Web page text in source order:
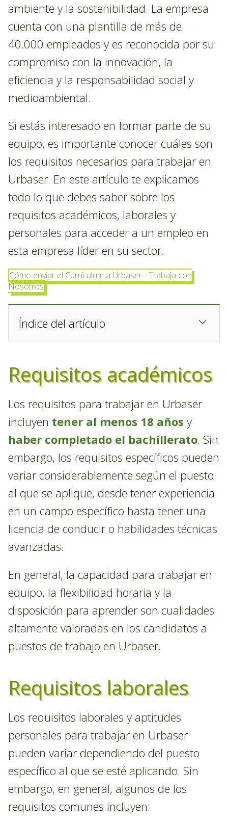
ambiente y la sostenibilidad. La empresa
cuenta con una plantilla de más de
40.000 empleados y es reconocida por su
compromiso con la innovación, la
eficiencia y la responsabilidad social y
medioambiental.
Si estás interesado en formar parte de su
equipo, es importante conocer cuáles son
los requisitos necesarios para trabajar en
Urbaser. En este artículo te explicamos
todo lo que debes saber sobre los
requisitos académicos, laborales y
personales para acceder a un empleo en
esta empresa líder en su sector.
Cómo enviar el Currículum a Urbaser - Trabaja con
Nosotros
Índice del artículo
Requisitos académicos
Los requisitos para trabajar en Urbaser
incluyen tener al menos 18 años y
haber completado el bachillerato. Sin
embargo, los requisitos específicos pueden
variar considerablemente según el puesto
al que se aplique, desde tener experiencia
en un campo específico hasta tener una
licencia de conducir o habilidades técnicas
avanzadas.
En general, la capacidad para trabajar en
equipo, la flexibilidad horaria y la
disposición para aprender son cualidades
altamente valoradas en los candidatos a
puestos de trabajo en Urbaser.
Requisitos laborales
Los requisitos laborales y aptitudes
personales para trabajar en Urbaser
pueden variar dependiendo del puesto
específico al que se esté aplicando. Sin
embargo, en general, algunos de los
requisitos comunes incluyen: